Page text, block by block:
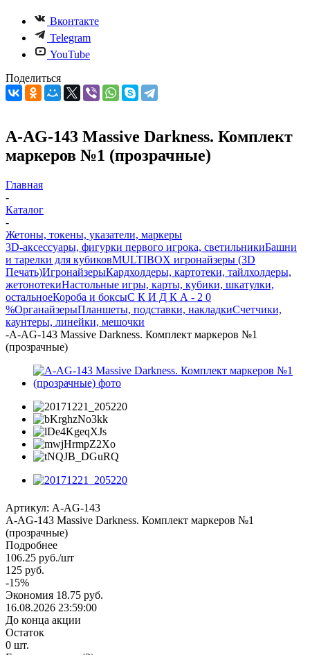
Вконтакте
Telegram
YouTube
Поделиться
A-AG-143 Massive Darkness. Комплект
маркеров №1 (прозрачные)
Главная
-
Каталог
-
Жетоны, токены, указатели, маркеры
3D-аксессуары, фигурки первого игрока, светильникиБашни
и тарелки для кубиковMULTIBOX игронайзеры (3D
Печать)ИгронайзерыКардхолдеры, картотеки, тайлхолдеры,
жетонотекиНастольные игры, карты, кубики, шкатулки,
остальноеКороба и боксыС К И Д К А - 2 0
%ОрганайзерыПланшеты, подставки, накладкиСчетчики,
каунтеры, линейки, мешочки
-A-AG-143 Massive Darkness. Комплект маркеров №1
(прозрачные)
Артикул: A-AG-143
А-AG-143 Massive Darkness. Комплект маркеров №1
(прозрачные)
Подробнее
106.25 руб./шт
125 руб.
-15%
Экономия 18.75 руб.
16.08.2026 23:59:00
До конца акции
Остаток
0 шт.